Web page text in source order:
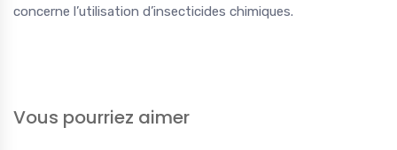
concerne l’utilisation d’insecticides chimiques.
Vous pourriez aimer